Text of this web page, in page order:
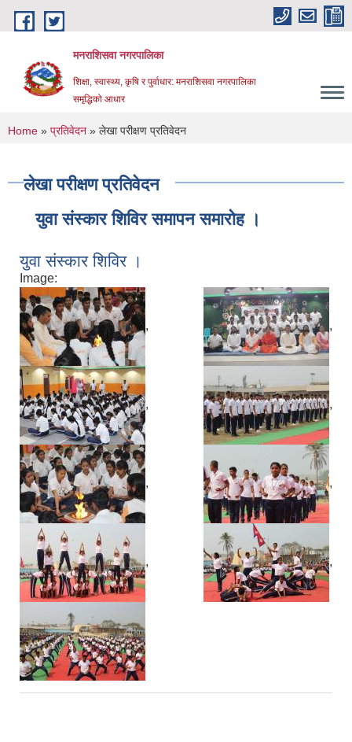
Skip to main content
मनराशिसवा नगरपालिका
शिक्षा, स्वास्थ्य, कृषि र पुर्वाधार: मनराशिसवा नगरपालिका
समृद्धिको आधार
You are here
Home » प्रतिवेदन » लेखा परीक्षण प्रतिवेदन
लेखा परीक्षण प्रतिवेदन
युवा संस्कार शिविर समापन समारोह ।
युवा संस्कार शिविर ।
Image:
, ,
, ,
, ,
, ,